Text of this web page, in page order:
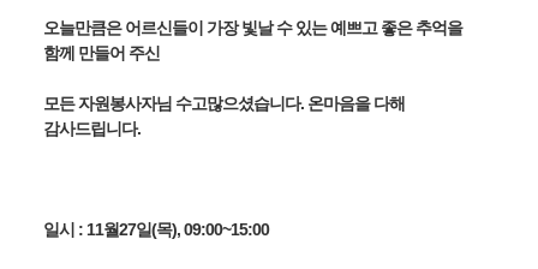
오늘만큼은 어르신들이 가장 빛날 수 있는 예쁘고 좋은 추억을
함께 만들어 주신
모든 자원봉사자님 수고많으셨습니다. 온마음을 다해
감사드립니다.
일시 : 11월27일(목), 09:00~15:00